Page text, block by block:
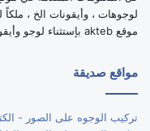
لوجوهات ، وأيقونات الخ ،
موقع akteb بإستثناء لوجو وأيقون akteb.
مواقع صديقة
تركيب الوجوه على الصور -